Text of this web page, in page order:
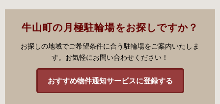
牛山町の月極駐輪場をお探しですか？
お探しの地域でご希望条件に合う駐輪場をご案内いたしま
す。お気軽にお問い合わせください！
おすすめ物件通知サービスに登録する